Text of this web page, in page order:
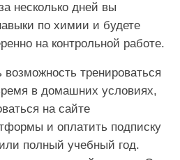
несколько дней вы
по химии и будете
на контрольной работе.
тренироваться
в домашних условиях,
на сайте
и оплатить подписку
полный учебный год.